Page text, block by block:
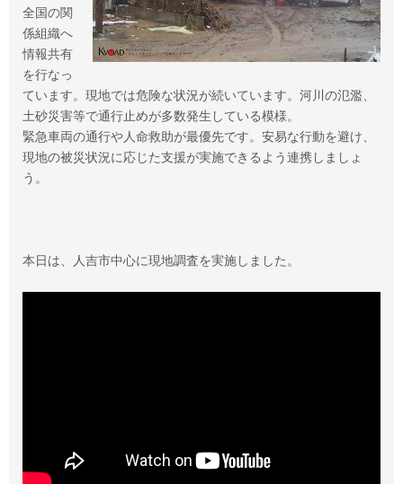
全国の関
係組織へ
情報共有
を行なっ
ています。現地では危険な状況が続いています。河川の氾濫、
土砂災害等で通行止めが多数発生している模様。
緊急車両の通行や人命救助が最優先です。安易な行動を避け、
現地の被災状況に応じた支援が実施できるよう連携しましょ
う。
本日は、人吉市中心に現地調査を実施しました。